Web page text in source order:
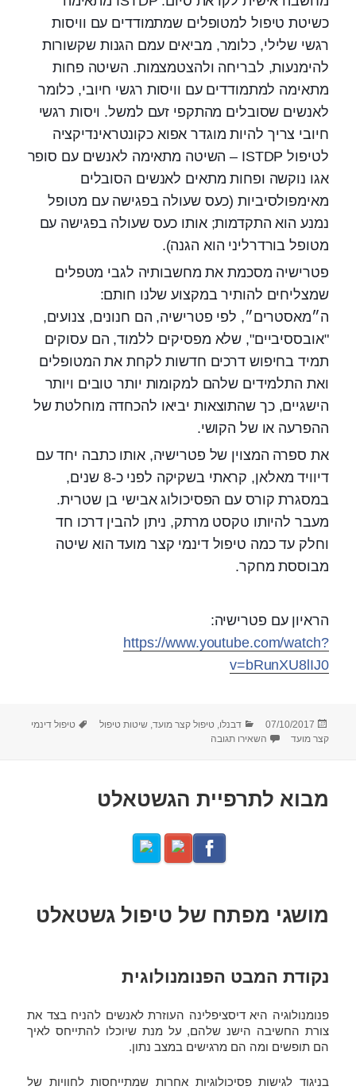
כשיטת טיפול למטופלים שמתמודדים עם וויסות
רגשי שלילי, כלומר, מביאים עמם הגנות שקשורות
להימנעות, לבריחה ולהצטמצמות. השיטה פחות
מתאימה למתמודדים עם וויסות רגשי חיובי, כלומר
לאנשים שסובלים מהתקפי זעם למשל. ויסות רגשי
חיובי צריך להיות מוגדר אפוא כקונטראינדיקציה
לטיפול ISTDP – השיטה מתאימה לאנשים עם סופר
אגו נוקשה ופחות מתאים לאנשים הסובלים
מאימפולסיביות (כעס שעולה בפגישה עם מטופל
נמנע הוא התקדמות; אותו כעס שעולה בפגישה עם
מטופל בורדרליני הוא הגנה).
פטרישיה מסכמת את מחשבותיה לגבי מטפלים
שמצליחים להותיר במקצוע שלנו חותם:
ה״מאסטרים״, לפי פטרישיה, הם חנונים, צנועים,
"אובססיביים", שלא מפסיקים ללמוד, הם עסוקים
תמיד בחיפוש דרכים חדשות לקחת את המטופלים
ואת התלמידים שלהם למקומות יותר טובים ויותר
הישגיים, כך שהתוצאות יביאו להכחדה מוחלטת של
ההפרעה או של הקושי.
את ספרה המצוין של פטרישיה, אותו כתבה יחד עם
דיוויד מאלאן, קראתי בשקיקה לפני כ-8 שנים,
במסגרת קורס עם הפסיכולוג אבישי בן שטרית.
מעבר להיותו טקסט מרתק, ניתן להבין דרכו חד
וחלק עד כמה טיפול דינמי קצר מועד הוא שיטה
מבוססת מחקר.
הראיון עם פטרישיה:
https://www.youtube.com/watch?
v=bRunXU8lIJ0
פורסם
בתאריך
07/10/2017 קטגוריות
דבנלו, טיפול קצר מועד,שיטות טיפול תגיות
טיפול דינמי
קצר מועד
השאירו תגובה
מבוא לתרפיית הגשטאלט
מושגי מפתח של טיפול גשטאלט
נקודת המבט הפנומנולוגית
פנומנולוגיה היא דיסציפלינה העוזרת לאנשים להניח בצד את
צורת החשיבה הישנ שלהם, על מנת שיוכלו להתייחס לאיך
הם תופשים ומה הם מרגישים במצב נתון.
בניגוד לגישות פסיכולוגיות אחרות שמתייחסות לחוויות של